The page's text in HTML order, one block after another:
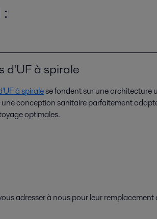
d'UF à spirale
à spiralese fondent sur une architecture
conception sanitaire parfaitement
optimales.
adresser à nous pour leur remplacement